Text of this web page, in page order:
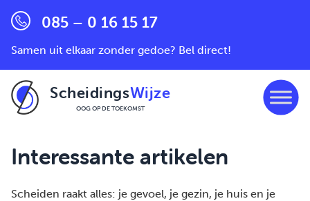
085 – 0 16 15 17
Samen uit elkaar zonder gedoe? Bel direct!
ScheidingsWijze
OOG OP DE TOEKOMST
Interessante artikelen
Scheiden raakt alles: je gevoel, je gezin, je huis en je